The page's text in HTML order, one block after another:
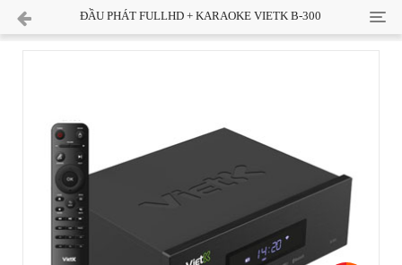
ĐẦU PHÁT FULLHD + KARAOKE VIETK B-300